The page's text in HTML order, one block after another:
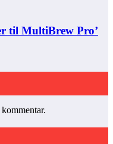
til MultiBrew Pro’